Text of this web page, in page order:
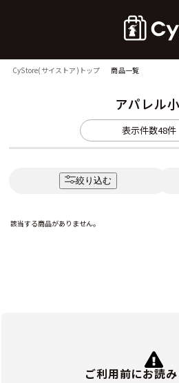
CyStore(サイストア)トップ 商品一覧
アパレル
表示件数48件
絞り込む
該当する商品がありません。
ご利用前にお読